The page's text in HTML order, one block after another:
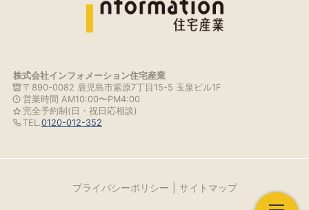
株式会社インフォメーション住宅産業
〒890-0082 鹿児島市紫原7丁目15-5 玉泉ビル1F
営業時間 AM10:00〜PM4:00
完全予約制(日・祝日応相談)
TEL.0120-012-352
プライバシーポリシー サイトマップ